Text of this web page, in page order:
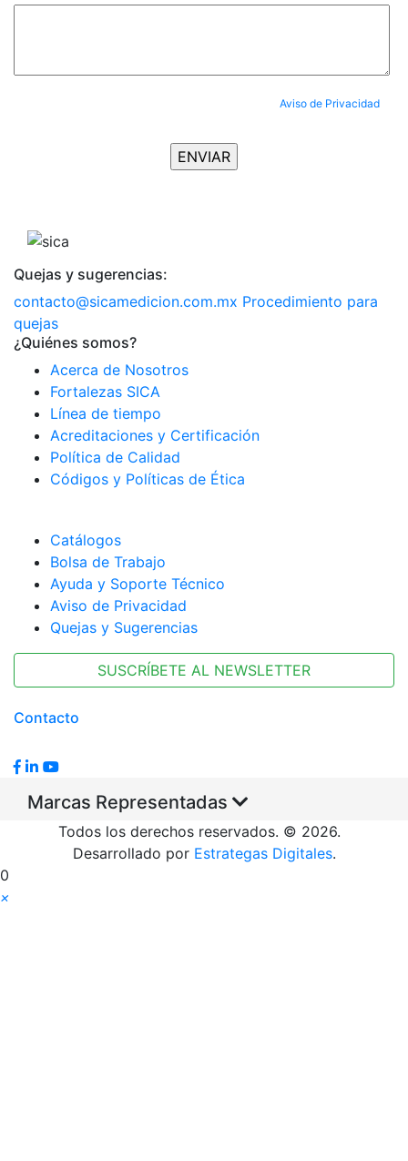
Aviso de Privacidad
Quejas y sugerencias:
contacto@sicamedicion.com.mx Procedimiento para
quejas
¿Quiénes somos?
Acerca de Nosotros
Fortalezas SICA
Línea de tiempo
Acreditaciones y Certificación
Política de Calidad
Códigos y Políticas de Ética
Catálogos
Bolsa de Trabajo
Ayuda y Soporte Técnico
Aviso de Privacidad
Quejas y Sugerencias
SUSCRÍBETE AL NEWSLETTER
Contacto
Marcas Representadas
Todos los derechos reservados. © 2026.
Desarrollado por Estrategas Digitales.
0
×